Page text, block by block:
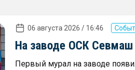
06 августа 2026 / 16:46
На заводе ОСК
Первый мурал на заводе